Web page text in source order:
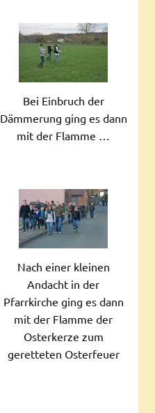
Bei Einbruch der
Dämmerung ging es dann
mit der Flamme …
Nach einer kleinen
Andacht in der
Pfarrkirche ging es dann
mit der Flamme der
Osterkerze zum
geretteten Osterfeuer